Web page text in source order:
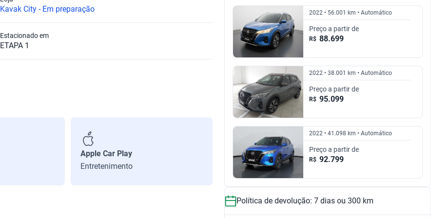
2019
R$ 71.499
2020
R$ 85.699
2021
R$ 79.799
2022
R$ 93.599
2023
R$ 93.399
1.6 ACTIVE CVT
R$ 79.799
1.6 EXCLUSIVE CVT
1.6 ADVANCE CVT
R$ 102.299
1.6 S
R$ 67.499
1.6 SPECIAL EDITION CVT
R$ 85.699
1.6 SL CVT
R$ 84.299
1.6 SV CVT
R$ 74.499
R$ 93.399 R$ 67.499
2022 • 56.001 km • Automático
Preço a partir de
R$ 88.699
2022 • 38.001 km • Automático
Preço a partir de
R$ 95.099
2022 • 41.098 km • Automático
Preço a partir de
R$ 92.799
Política de devolução: 7 dias ou 300 km
Kavak City - Em preparação
ETAPA 1
Estacionado em
Apple Car Play
Entretenimento
Android Auto
Entretenimento